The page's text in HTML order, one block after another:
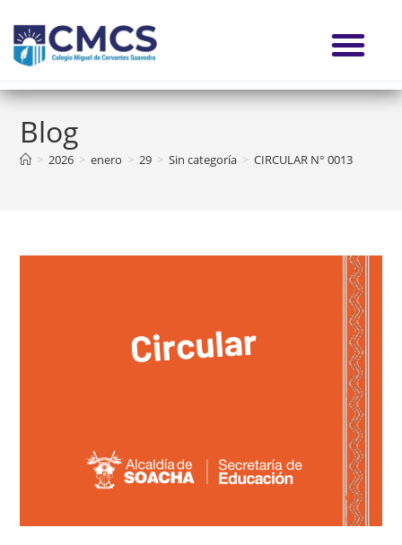
Blog
> 2026 > enero > 29 > Sin categoría > CIRCULAR N° 0013